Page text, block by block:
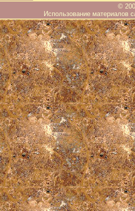
©
Использование материалов